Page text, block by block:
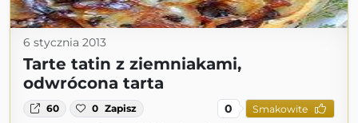
6 stycznia 2013
Tarte tatin z ziemniakami,
odwrócona tarta
60 0 Zapisz 0 Smakowite